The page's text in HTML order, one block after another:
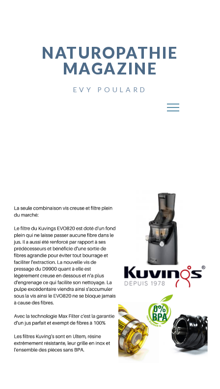
NATUROPATHIE
MAGAZINE
EVY POULARD